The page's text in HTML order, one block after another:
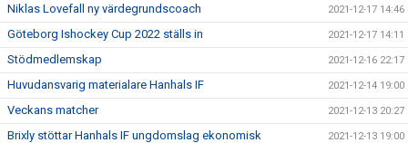
Niklas Lovefall ny värdegrundscoach 2021-12-17 14:46
Göteborg Ishockey Cup 2022 ställs in 2021-12-17 14:11
Stödmedlemskap 2021-12-16 22:17
Huvudansvarig materialare Hanhals IF 2021-12-14 19:00
Veckans matcher 2021-12-13 20:27
Brixly stöttar Hanhals IF ungdomslag ekonomisk 2021-12-13 19:00